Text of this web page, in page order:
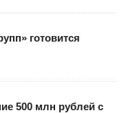
готовится
500 млн рублей с